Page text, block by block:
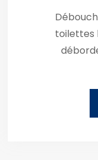
toilettes